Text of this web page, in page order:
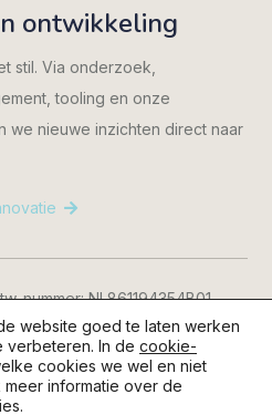
ontwikkeling
stil. Via onderzoek,
tooling en onze
we nieuwe inzichten direct naar
nummer: NL861194354B01
|Privacyverklaring|
en realisatie:
website goed te laten werken
verbeteren. In de cookie-
cookies we wel en niet
informatie over de